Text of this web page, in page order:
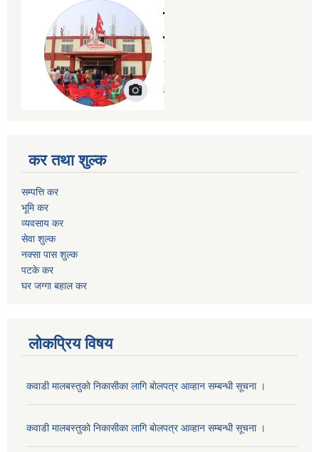
कर तथा शुल्क
सम्पत्ति कर
भूमि कर
व्यवसाय कर
सेवा शुल्क
नक्सा पास शुल्क
पटके कर
घर जग्गा बहाल कर
लोकप्रिय विषय
कवाडी मालबस्तुकाे निकासीका लागि बाेलपत्र आव्हान सम्बन्धी सूचना ।
कवाडी मालबस्तुकाे निकासीका लागि बाेलपत्र आव्हान सम्बन्धी सूचना ।